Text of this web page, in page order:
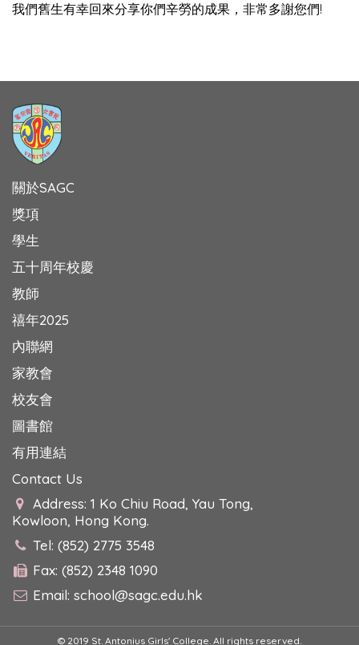
我們舊生有幸回來分享你們辛勞的成果，非常多謝您們!
關於SAGC
獎項
學生
五十周年校慶
教師
禧年2025
內聯網
家教會
校友會
圖書館
有用連結
Contact Us
Address: 1 Ko Chiu Road, Yau Tong,
Kowloon, Hong Kong.
Tel: (852) 2775 3548
Fax: (852) 2348 1090
Email: school@sagc.edu.hk
© 2019 St. Antonius Girls' College. All rights reserved.